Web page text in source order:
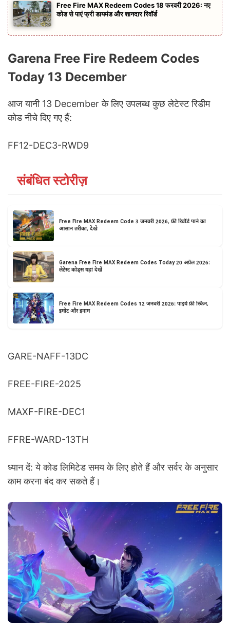
Free Fire MAX Redeem Codes 18 फरवरी 2026: नए
कोड से पाएं फ्री डायमंड और शानदार रिवॉर्ड
Garena Free Fire Redeem Codes
Today 13 December
आज यानी 13 December के लिए उपलब्ध कुछ लेटेस्ट रिडीम
कोड नीचे दिए गए हैं:
FF12-DEC3-RWD9
संबंधित स्टोरीज़
Free Fire MAX Redeem Code 3 जनवरी 2026, फ्री रिवॉर्ड पाने का
आसान तरीका, देखे
Garena Free Fire MAX Redeem Codes Today 20 अप्रैल 2026:
लेटेस्ट कोड्स यहां देखें
Free Fire MAX Redeem Codes 12 जनवरी 2026: पाइये फ्री स्किन,
इमोट और इनाम
GARE-NAFF-13DC
FREE-FIRE-2025
MAXF-FIRE-DEC1
FFRE-WARD-13TH
ध्यान दें: ये कोड लिमिटेड समय के लिए होते हैं और सर्वर के अनुसार
काम करना बंद कर सकते हैं।